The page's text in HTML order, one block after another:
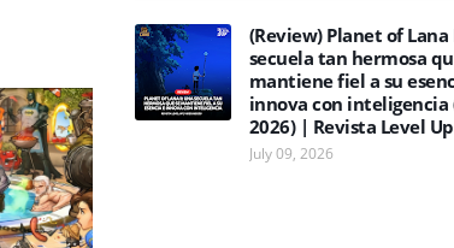
(Review) Planet of Lana
secuela tan hermosa
mantiene fiel a su
innova con inteligencia
2026) | Revista Level Up
July 09, 2026